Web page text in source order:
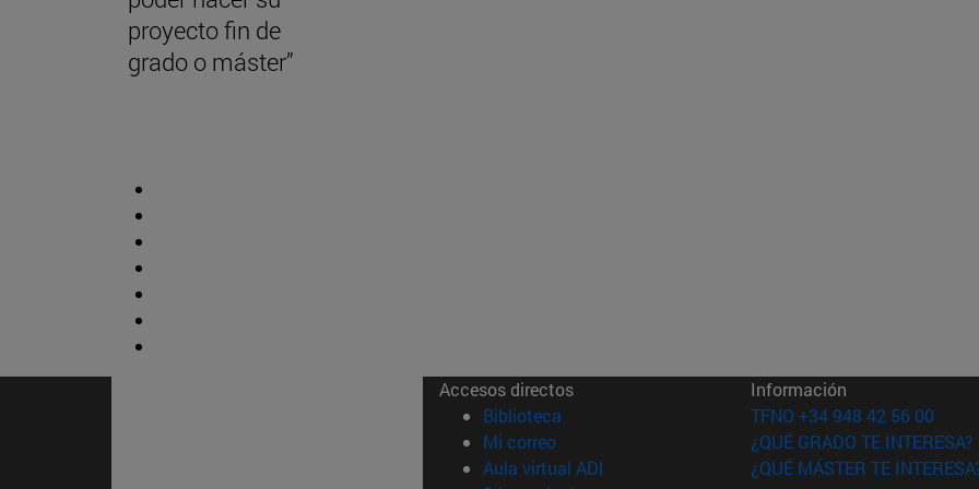
proyecto fin de
grado o máster”
Accesos directos
Biblioteca (abre en nueva ventana)
Mi correo(abre en nueva ventana)
Aula virtual ADI (abre en nueva ventana)
Información
TFNO +34 948 42 56 00
¿QUÉ GRADO TE INTERESA?
¿QUÉ MÁSTER TE